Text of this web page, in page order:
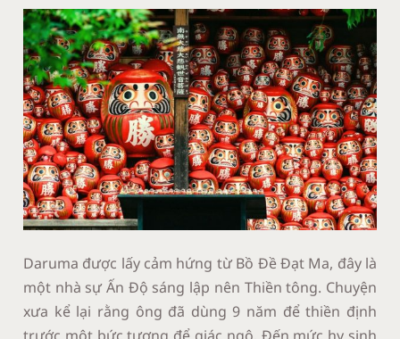
Daruma được lấy cảm hứng từ Bồ Đề Đạt Ma, đây là
một nhà sự Ấn Độ sáng lập nên Thiền tông. Chuyện
xưa kể lại rằng ông đã dùng 9 năm để thiền định